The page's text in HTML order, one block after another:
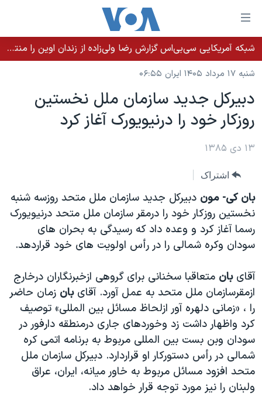
لینکهای
قابل
دسترسی
جهش
محتوای
اصلی
جهش
به
اصلی
جهش
به
جستجو
خانه
نسخه سبک وب‌سایت
موضوع ها
ایران
آمریکا
گزیده‌ها
ویژه برنامه‌ها
ویدیوها
فرهنگ و زندگی
حقوق شهروندی
اقتصادی
علم و فناوری
اسرائیل در جنگ
گالری عکس
برنامه های تلویزیونی
جدول برنامه ها
صفحه‌های ویژه
عملیات خشم حماسی
۲۵۰سالگی آمریکا
بایگانی برنامه‌های تلویزیونی
مستندها
انتخابات ریاست جمهوری آمریکا ۲۰۲۴
حمله جمهوری اسلامی به اسرائیل
رمز مهسا
ورزش زنان در ایران
اعتراضات زن، زندگی، آزادی
فرکانس‌های صدای آمریکا
پخش رادیویی
یادگیری زبان انگلیسی
دنبال کنید
زبانهای مختلف
شبکه آمریکایی سی‌بی‌‌اس گزارش رضا ولی‌زاده از زندان اوین را منتشر کرد؛ کامران حکمتی پیش از آغاز شیمی‌درمانی به زندان بازگردانده شد
شنبه ۱۷ مرداد ۱۴۰۵ ایران ۰۶:۵۵
دبيرکل جديد سازمان ملل نخستين
روزکار خود را درنيويورک آغاز کرد
۱۳ دی ۱۳۸۵
اشتراک
بان کی- مون دبيرکل جديد سازمان ملل متحد روزسه شنبه
نخستين روزکار خود را درمقر سازمان ملل متحد درنيويورک
رسما آغاز کرد و وعده داد که رسيدگی به بحران های
سودان وکره شمالی را در رأس اولويت های خود قراردهد.
آقایبان متعاقبا سخنانی برای گروهی ازخبرنگاران درخارج
ازمقرسازمان ملل متحد به عمل آورد. آقایبان زمان حاضر
را ، «زمانی دلهره آور ازلحاظ مسائل بين المللی» توصيف
کرد واظهار داشت زد وخوردهای جاری درمنطقه دارفور در
سودان وبن بست بين المللی مربوط به برنامه اتمی کره
شمالی در رأس دستورکار او قراردارد. دبيرکل سازمان ملل
متحد افزود مسائل مربوط به خاور ميانه، ايران، عراق
ولبنان را نيز مورد توجه قرار خواهد داد.